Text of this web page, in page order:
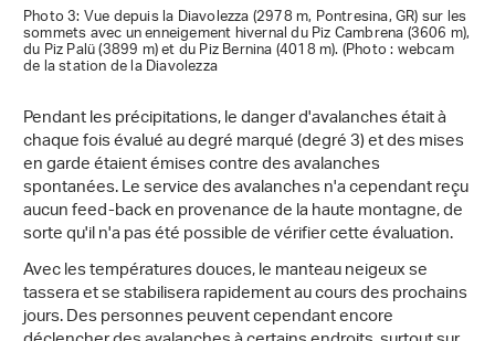
Photo 3: Vue depuis la Diavolezza (2978 m, Pontresina, GR) sur les
sommets avec un enneigement hivernal du Piz Cambrena (3606 m),
du Piz Palü (3899 m) et du Piz Bernina (4018 m). (Photo : webcam
de la station de la Diavolezza
Pendant les précipitations, le danger d'avalanches était à
chaque fois évalué au degré marqué (degré 3) et des mises
en garde étaient émises contre des avalanches
spontanées. Le service des avalanches n'a cependant reçu
aucun feed-back en provenance de la haute montagne, de
sorte qu'il n'a pas été possible de vérifier cette évaluation.
Avec les températures douces, le manteau neigeux se
tassera et se stabilisera rapidement au cours des prochains
jours. Des personnes peuvent cependant encore